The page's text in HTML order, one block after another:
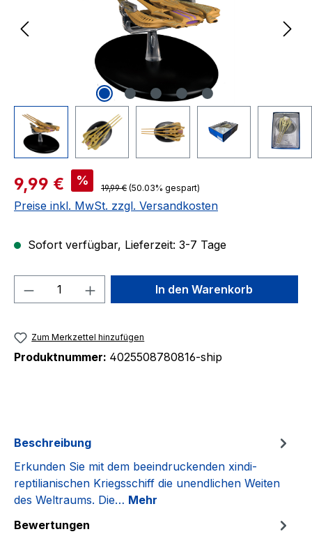
Verkaufspreis:
9,99 € % Regulärer Preis:
19,99 € (50.03% gespart)
Preise inkl. MwSt. zzgl. Versandkosten
Sofort verfügbar, Lieferzeit: 3-7 Tage
Produkt Anzahl: Gib denIn den Warenkorb
Zum Merkzettel hinzufügen
Produktnummer: 4025508780816-ship
Beschreibung
Erkunden Sie mit dem beeindruckenden xindi-
reptilianischen Kriegsschiff die unendlichen Weiten
des Weltraums. Die… Mehr
Bewertungen